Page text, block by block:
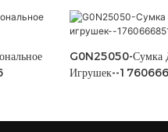
G0N25050-Сумка
Игрушек--